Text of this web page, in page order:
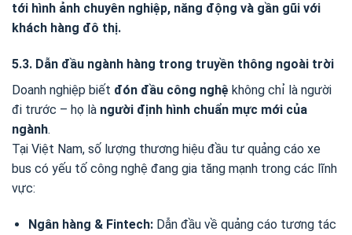
tới hình ảnh chuyên nghiệp, năng động và gần gũi với
khách hàng đô thị.
5.3. Dẫn đầu ngành hàng trong truyền thông ngoài trời
Doanh nghiệp biết đón đầu công nghệ không chỉ là người
đi trước – họ là người định hình chuẩn mực mới của
ngành.
Tại Việt Nam, số lượng thương hiệu đầu tư quảng cáo xe
bus có yếu tố công nghệ đang gia tăng mạnh trong các lĩnh
vực:
Ngân hàng & Fintech:Dẫn đầu về quảng cáo tương tác